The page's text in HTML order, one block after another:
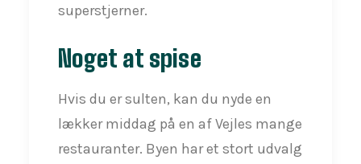
superstjerner.
Noget at spise
Hvis du er sulten, kan du nyde en
lækker middag på en af Vejles mange
restauranter. Byen har et stort udvalg